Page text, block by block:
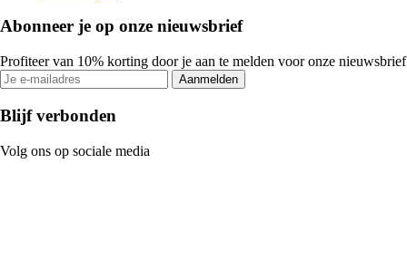
Abonneer je op onze nieuwsbrief
Profiteer van 10% korting door je aan te melden voor onze nieuwsbrief
Aanmelden
Blijf verbonden
Volg ons op sociale media